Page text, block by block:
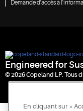
Demande d'accès à
Engineered for
© 2026 Copeland LP. Tous
En cliquant sur «